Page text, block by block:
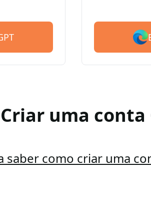
uma conta
saber como criar uma